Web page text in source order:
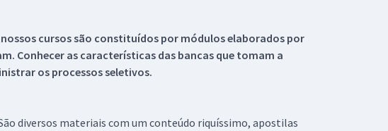
cursos são constituídos por módulos elaborados por
Conhecer as características das bancas que tomam a
os processos seletivos.
diversos materiais com um conteúdo riquíssimo, apostilas